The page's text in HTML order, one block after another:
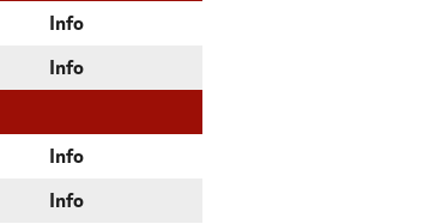
Info
Info
Info
Info